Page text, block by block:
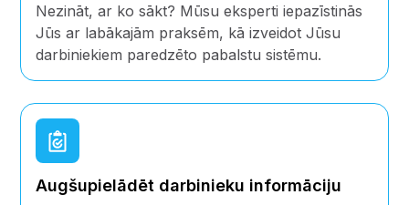
Nezināt, ar ko sākt? Mūsu eksperti iepazīstinās
Jūs ar labākajām praksēm, kā izveidot Jūsu
darbiniekiem paredzēto pabalstu sistēmu.
Augšupielādēt darbinieku informāciju